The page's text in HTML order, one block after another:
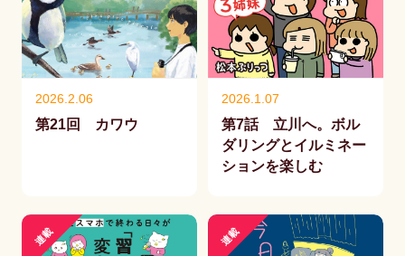
2026.2.06
第21回 カワウ
2026.1.07
第7話 立川へ。ボル
ダリングとイルミネー
ションを楽しむ
連載 連載